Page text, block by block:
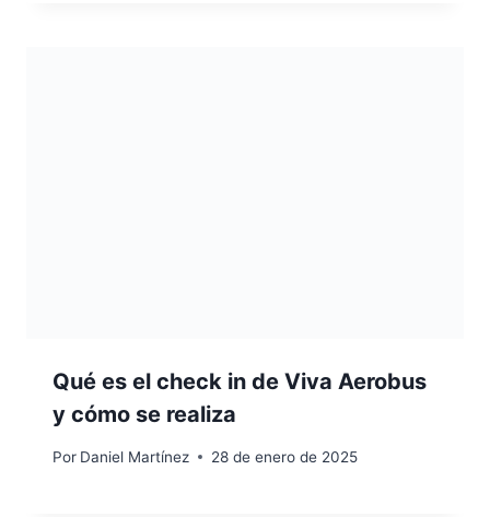
Qué es el check in de Viva Aerobus
y cómo se realiza
Por Daniel Martínez 28 de enero de 2025